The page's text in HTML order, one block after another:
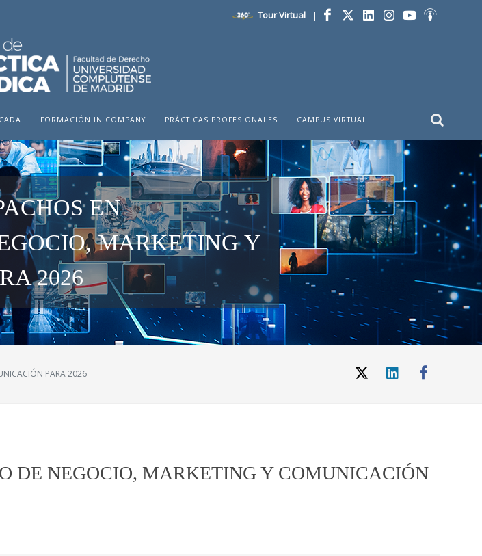
Tour Virtual |
FORMACIÓN IN COMPANY PRÁCTICAS PROFESIONALES CAMPUS VIRTUAL
EN
MARKETING Y
2026
PARA 2026
DE NEGOCIO, MARKETING Y COMUNICACIÓN